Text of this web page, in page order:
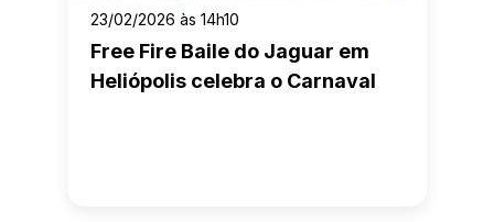
23/02/2026 às 14h10
Free Fire Baile do Jaguar em
Heliópolis celebra o Carnaval